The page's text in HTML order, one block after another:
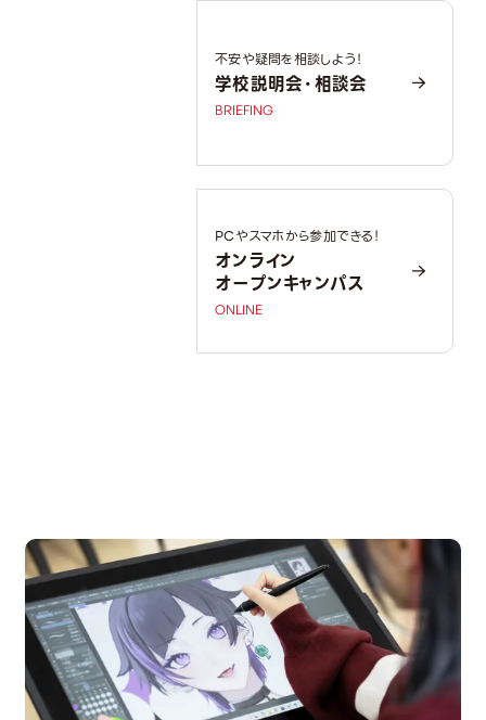
不安や疑問を相談しよう！
学校説明会・相談会
BRIEFING
PCやスマホから参加できる！
オンライン
オープンキャンパス
ONLINE